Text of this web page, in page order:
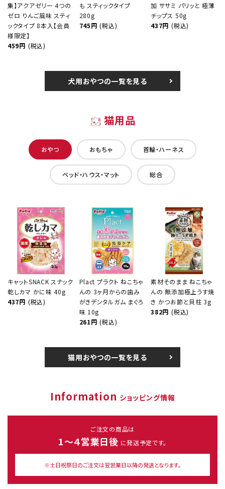
集】アクアゼリー 4つの
ゼロ りんご風味 スティ
ックタイプ 8本入【会員
様限定】
459円 (税込)
も スティックタイプ
280g
745円 (税込)
加 ササミ パリッと 極薄
チップス 50g
437円 (税込)
犬用おやつの一覧を見る
猫用品
おやつ おもちゃ 首輪・ハーネス
ベッド・ハウス・マット 総合
キャットSNACK スナック
乾しカマ かに味 40g
437円 (税込)
Plact プラクト ねこちゃ
んの 3ヶ月からの歯み
がきデンタルガム まぐろ
味 10g
261円 (税込)
素材そのまま ねこちゃ
んの 無添加極上うす焼
き かつお節と貝柱 3g
382円 (税込)
猫用おやつの一覧を見る
Information ショッピング情報
ご注文の商品は
1～４営業日後 に発送予定です。
※土日祝祭日のご注文は翌営業日以降の発送となります。